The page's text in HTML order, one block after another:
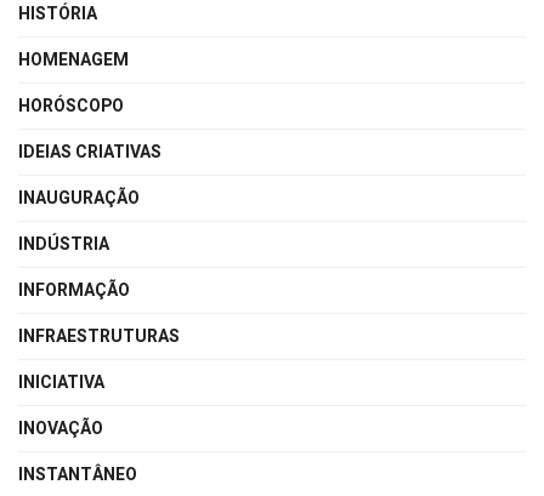
HISTÓRIA
HOMENAGEM
HORÓSCOPO
IDEIAS CRIATIVAS
INAUGURAÇÃO
INDÚSTRIA
INFORMAÇÃO
INFRAESTRUTURAS
INICIATIVA
INOVAÇÃO
INSTANTÂNEO